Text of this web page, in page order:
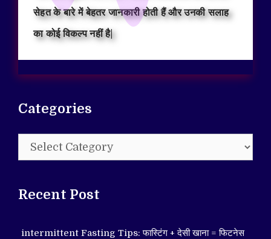
सेहत के बारे में बेहतर जानकारी होती हैं और उनकी सलाह
का कोई विकल्प नहीं है|
Categories
Categories
Recent Post
intermittent Fasting Tips: फास्टिंग + देसी खाना = फिटनेस